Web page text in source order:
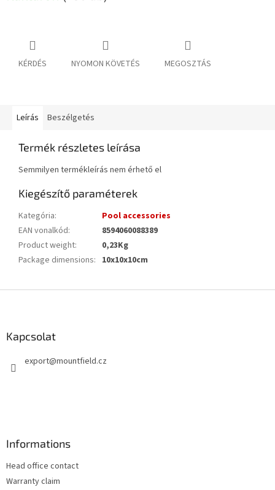
KÉRDÉS NYOMON KÖVETÉS MEGOSZTÁS
Leírás Beszélgetés
Termék részletes leírása
Semmilyen termékleírás nem érhető el
Kiegészítő paraméterek
Kategória:
Pool accessories
EAN vonalkód:
8594060088389
Product weight:
0,23Kg
Package dimensions: 10x10x10cm
Kapcsolat
export@mountfield.cz
Informations
Head office contact
Warranty claim